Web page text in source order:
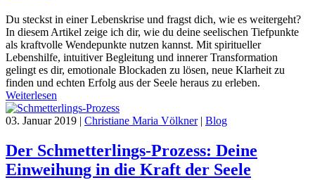
Du steckst in einer Lebenskrise und fragst dich, wie es weitergeht?
In diesem Artikel zeige ich dir, wie du deine seelischen Tiefpunkte
als kraftvolle Wendepunkte nutzen kannst. Mit spiritueller
Lebenshilfe, intuitiver Begleitung und innerer Transformation
gelingt es dir, emotionale Blockaden zu lösen, neue Klarheit zu
finden und echten Erfolg aus der Seele heraus zu erleben.
Weiterlesen
03. Januar 2019 | Christiane Maria Völkner| Blog
Der Schmetterlings-Prozess: Deine
Einweihung in die Kraft der Seele